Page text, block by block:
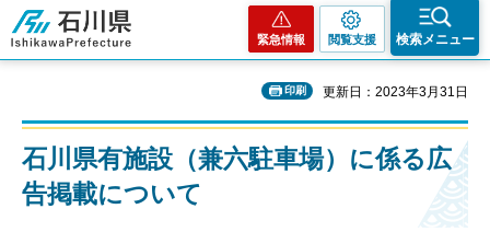
石川県
緊急情報 閲覧支援 検索メニュー
印刷 更新日：2023年3月31日
石川県有施設（兼六駐車場）に係る広
告掲載について